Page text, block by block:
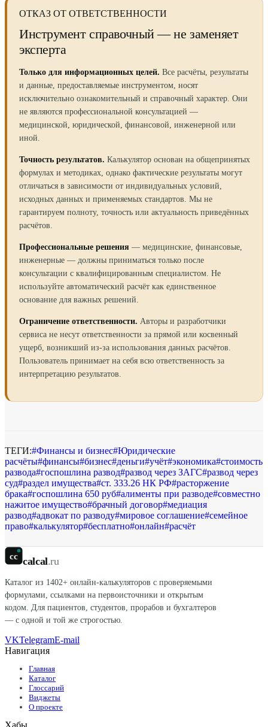
ОТКАЗ ОТ ОТВЕТСТВЕННОСТИ
Инструмент справочный — не заменяет
эксперта
Только для информационных целей. Все расчёты, результаты
и данные, предоставляемые инструментом, носят
исключительно ознакомительный и справочный характер. Они
не являются профессиональной консультацией —
медицинской, юридической, финансовой, инженерной или
иной.
Точность результатов. Калькулятор основан на общепринятых
формулах и методиках, однако фактические результаты могут
отличаться в зависимости от индивидуальных условий,
исходных данных и применяемых стандартов. Мы не
гарантируем полноту, точность или актуальность приведённых
расчётов.
Профессиональные решения — медицинские, финансовые,
инженерные — должны приниматься только после
консультации с квалифицированным специалистом. Не
используйте автоматический расчёт как единственное
основание для важных решений.
Ограничение ответственности. Авторы и разработчики
сервиса не несут ответственности за прямой или косвенный
ущерб, возникший из-за использования данных расчётов.
Пользователь принимает на себя всю ответственность за
интерпретацию результатов.
ТЕГИ:#Финансы и бизнес#Юридические
расчёты#финансы#бизнес#деньги#учёт#экономика#стоимость
развода#госпошлина развод#развод через ЗАГС#развод через
суд#раздел имущества#ст. 333.26 НК РФ#расторжение
брака#госпошлина 650 руб#алименты при разводе#совместно
нажитое имущество#брачный договор#медиация
развод#адвокат по разводу#мировое соглашение#семейное
право#калькулятор#бесплатно#онлайн#расчёт
cc calcal.ru
Каталог из 1402+ онлайн-калькуляторов с проверяемыми
формулами, ссылками на первоисточники и открытым
кодом. Для пациентов, студентов, прорабов и бухгалтеров
— с одной и той же строгостью.
VKTelegramE-mail
Навигация
Главная
Каталог
Глоссарий
Виджеты
О проекте
Хабы